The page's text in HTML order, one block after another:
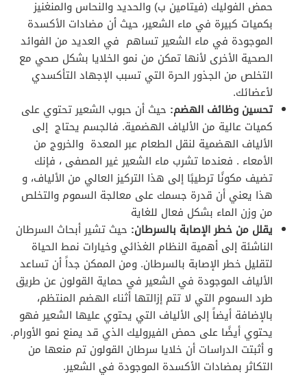
حمض الفوليك (فيتامين ب) والحديد والنحاس والمنغنيز
بكميات كبيرة في ماء الشعير، حيث أن مضادات الأكسدة
الموجودة في ماء الشعير تساهم في العديد من الفوائد
الصحية الأخرى لأنها تمكن من نمو الخلايا بشكل صحي مع
التخلص من الجذور الحرة التي تسبب الإجهاد التأكسدي
لأعضائك.
تحسين وظائف الهضم: حيث أن حبوب الشعير تحتوي على
كميات عالية من الألياف الهضمية. فالجسم يحتاج إلى
الألياف الهضمية لنقل الطعام عبر المعدة والخروج من
الأمعاء . فعندما تشرب ماء الشعير غير المصفى ، فإنك
تضيف مكونًا ترطيبًا إلى هذا التركيز العالي من الألياف، و
هذا يعني أن قدرة جسمك على معالجة السموم والتخلص
من وزن الماء بشكل فعال للغاية
يقلل من خطر الإصابة بالسرطان: حيث تشير أبحاث السرطان
الناشئة إلى أهمية النظام الغذائي وخيارات نمط الحياة
لتقليل خطر الإصابة بالسرطان. ومن الممكن جداً أن تساعد
الألياف الموجودة في الشعير في حماية القولون عن طريق
طرد السموم التي لا تتم إزالتها أثناء الهضم المنتظم،
بالإضافة أيضاً إلى الألياف التي يحتوي عليها الشعير فهو
يحتوي أيضًا على حمض الفيروليك الذي قد يمنع نمو الأورام.
و أثبتت الدراسات أن خلايا سرطان القولون تم منعها من
التكاثر بمضادات الأكسدة الموجودة في الشعير.